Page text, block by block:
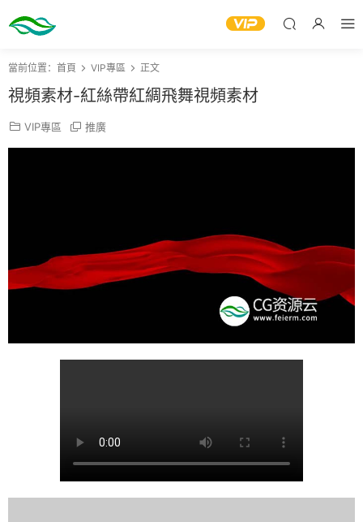
當前位置： 首頁 VIP專區 正文
視頻素材-紅絲帶紅綢飛舞視頻素材
VIP專區 推廣